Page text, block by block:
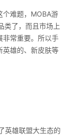
难题，MOBA游
类了，而且市场上
非常重要。所以手
英雄的、新皮肤等
雄联盟大生态的